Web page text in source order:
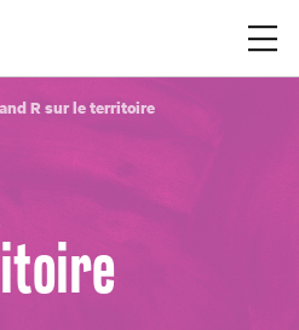
R sur le territoire